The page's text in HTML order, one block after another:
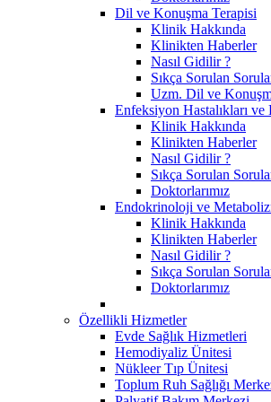
Dil ve Konuşma Terapisi
Klinik Hakkında
Klinikten Haberler
Nasıl Gidilir ?
Sıkça Sorulan
Uzm. Dil ve
Enfeksiyon Hastalıkları
Klinik Hakkında
Klinikten Haberler
Nasıl Gidilir ?
Sıkça Sorulan
Doktorlarımız
Endokrinoloji ve
Klinik Hakkında
Klinikten Haberler
Nasıl Gidilir ?
Sıkça Sorulan
Doktorlarımız
Özellikli Hizmetler
Evde Sağlık Hizmetleri
Hemodiyaliz Ünitesi
Nükleer Tıp Ünitesi
Toplum Ruh Sağlığı